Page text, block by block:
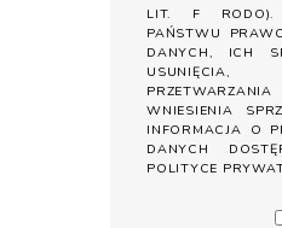
LIT. F RODO).
PAŃSTWU
DANYCH, ICH
USUNIĘCIA,
WNIESIENIA
INFORMACJA O
DANYCH
POLITYCE